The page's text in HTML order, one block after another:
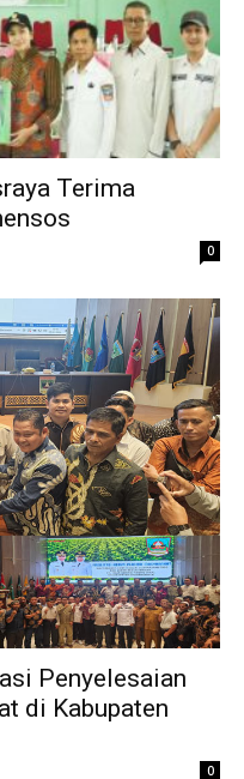
Terima
0
Penyelesaian
di Kabupaten
0